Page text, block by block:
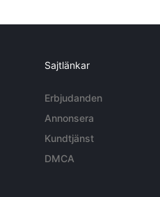
Sajtlänkar
Erbjudanden
Annonsera
Kundtjänst
DMCA